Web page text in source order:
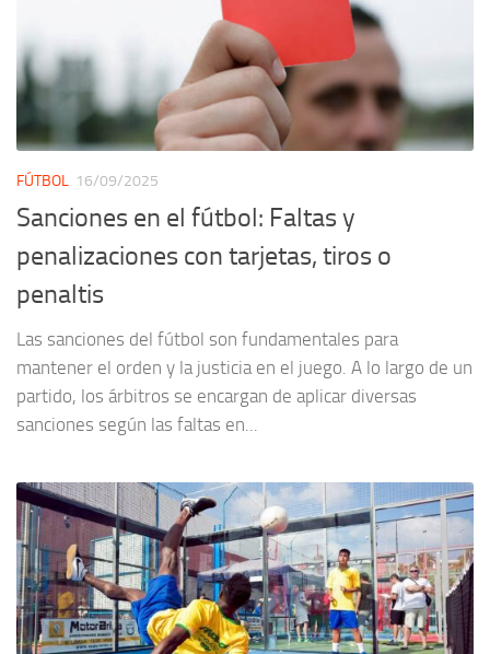
FÚTBOL 16/09/2025
Sanciones en el fútbol: Faltas y
penalizaciones con tarjetas, tiros o
penaltis
Las sanciones del fútbol son fundamentales para
mantener el orden y la justicia en el juego. A lo largo de un
partido, los árbitros se encargan de aplicar diversas
sanciones según las faltas en...